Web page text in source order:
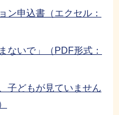
ン申込書（エクセル：
ないで」（PDF形式：
子どもが見ていません